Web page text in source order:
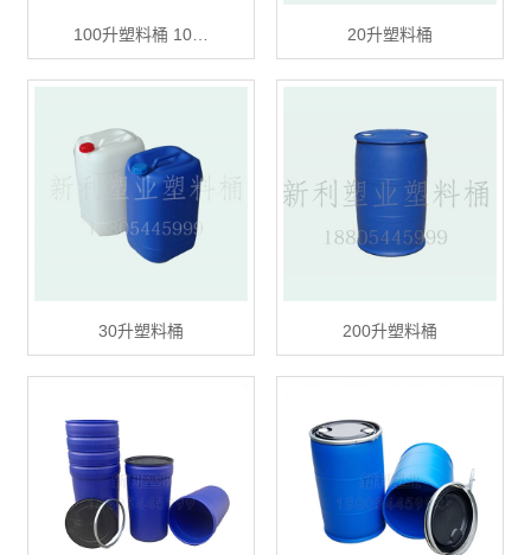
100升塑料桶 10… 20升塑料桶
30升塑料桶 200升塑料桶